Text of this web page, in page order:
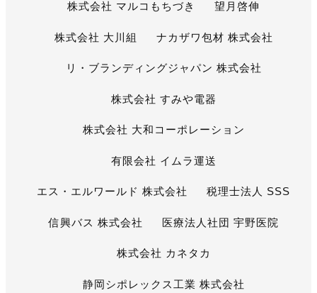
株式会社 マルコもちづき 望月啓伸
株式会社 大川組 ナカザワ包材 株式会社
リ・ブランディングジャパン 株式会社
株式会社 すみや電器
株式会社 大和コーポレーション
有限会社 イムラ運送
エス・エルワールド 株式会社 税理士法人 SSS
信興バス 株式会社 医療法人社団 宇野医院
株式会社 カネタカ
静岡シポレックス工業 株式会社